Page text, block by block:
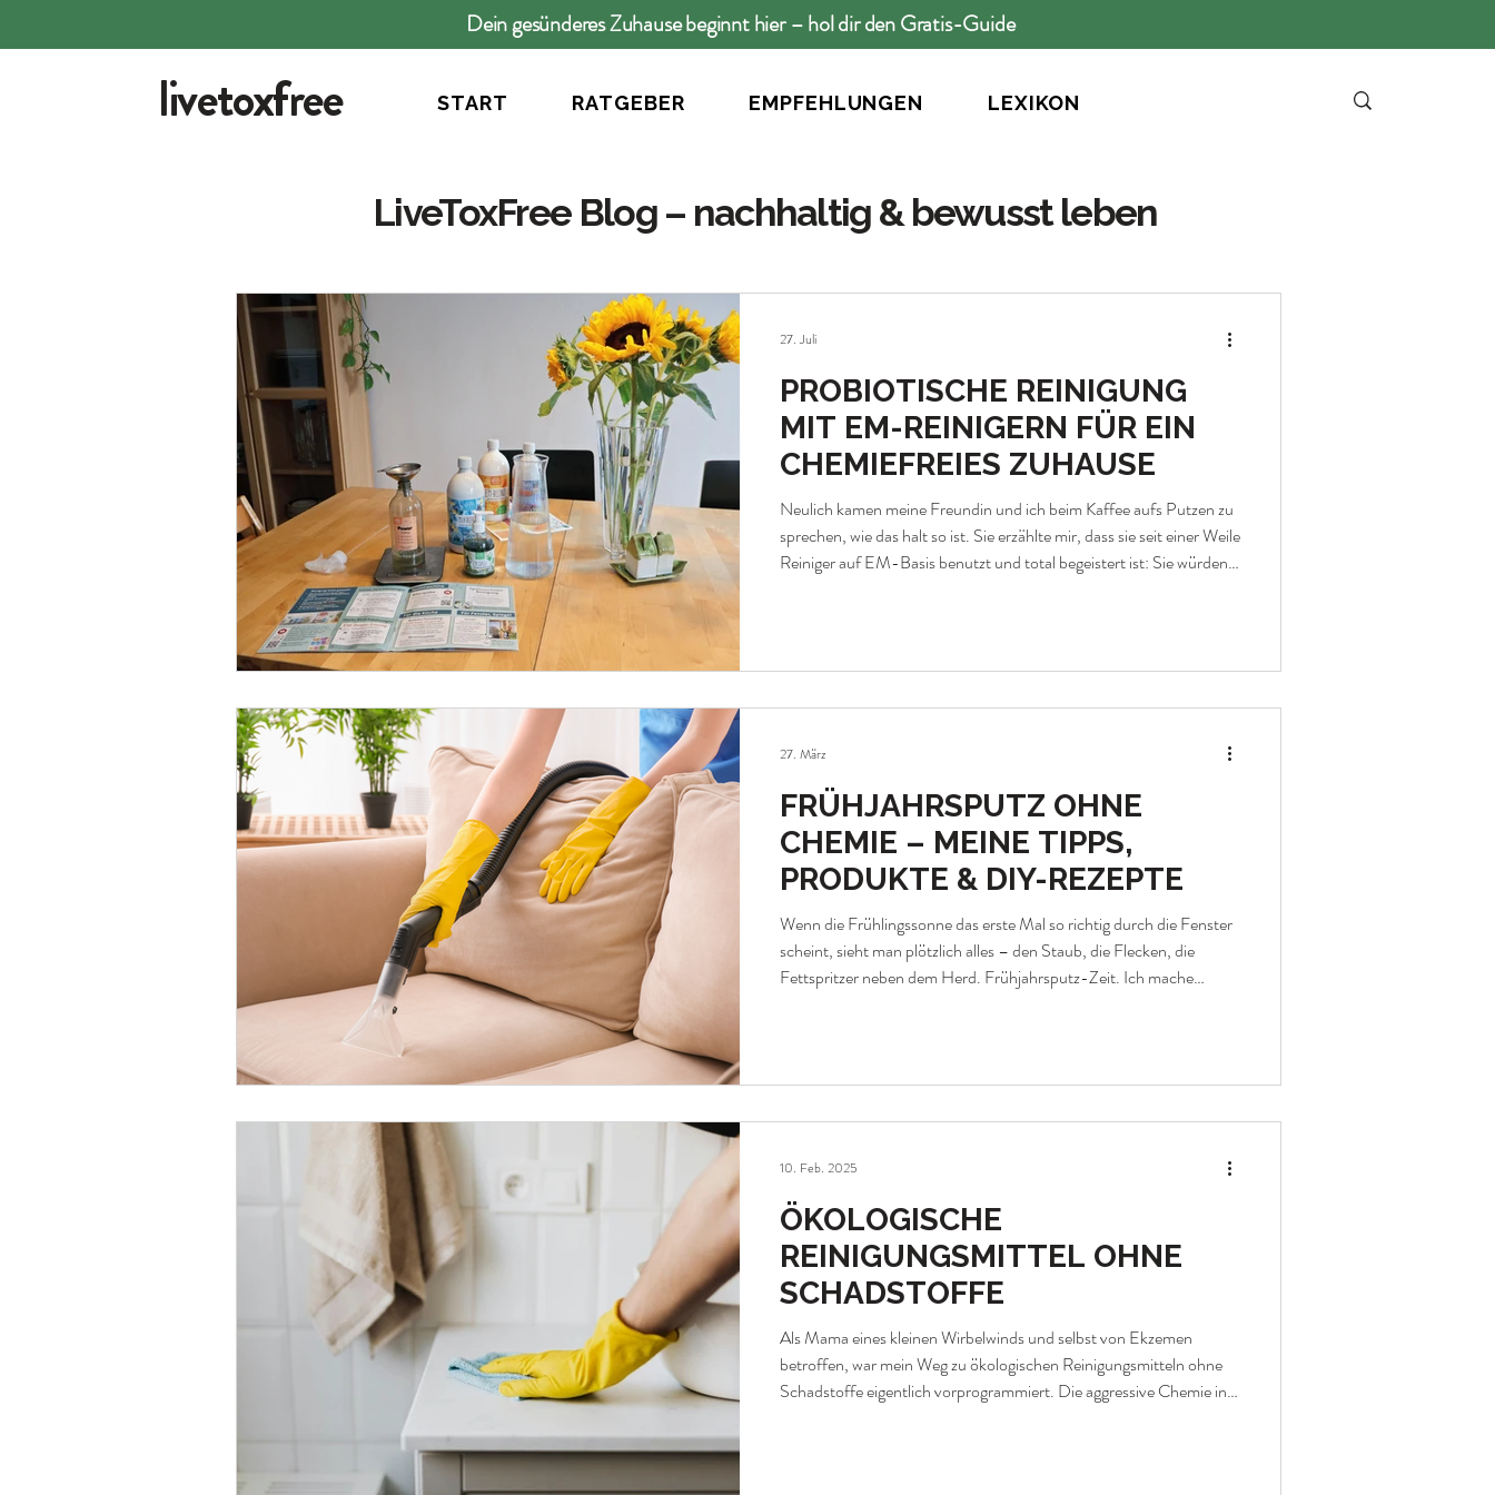
Dein gesünderes Zuhause beginnt hier – hol dir den Gratis-Guide
livetoxfree START RATGEBER EMPFEHLUNGEN LEXIKON
LiveToxFree Blog – nachhaltig & bewusst leben
PROBIOTISCHE REINIGUNG
MIT EM-REINIGERN FÜR EIN
CHEMIEFREIES ZUHAUSE
Neulich kamen meine Freundin und ich beim Kaffee aufs Putzen zu
sprechen, wie das halt so ist. Sie erzählte mir, dass sie seit einer Weile
Reiniger auf EM-Basis benutzt und total begeistert ist: Sie würden
man auf genau derselben Basis auch putzen kann, hatte ich
27. Juli
FRÜHJAHRSPUTZ OHNE
CHEMIE – MEINE TIPPS,
PRODUKTE & DIY-REZEPTE
Wenn die Frühlingssonne das erste Mal so richtig durch die Fenster
scheint, sieht man plötzlich alles – den Staub, die Flecken, die
Fettspritzer neben dem Herd. Frühjahrsputz-Zeit. Ich mache
Hier teile ich alles, was sich bei mir bewährt hat. In diesem Artikel
27. März
ÖKOLOGISCHE
REINIGUNGSMITTEL OHNE
SCHADSTOFFE
Als Mama eines kleinen Wirbelwinds und selbst von Ekzemen
betroffen, war mein Weg zu ökologischen Reinigungsmitteln ohne
Schadstoffe eigentlich vorprogrammiert. Die aggressive Chemie in
10. Feb. 2025